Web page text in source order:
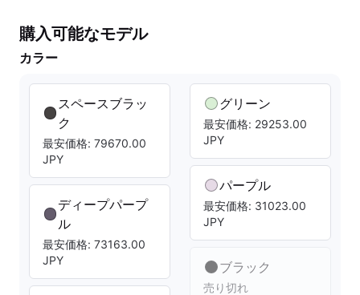
購入可能なモデル
カラー
スペースブラッ
ク
最安価格: 79670.00
JPY
ディープパープ
ル
最安価格: 73163.00
JPY
グリーン
最安価格: 29253.00
JPY
パープル
最安価格: 31023.00
JPY
ブラック
売り切れ